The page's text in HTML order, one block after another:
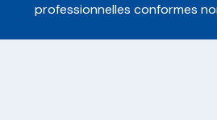
professionnelles conformes